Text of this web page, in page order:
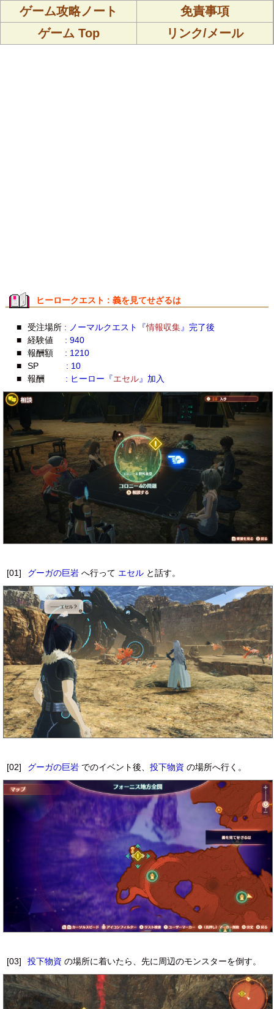
ゲーム攻略ノート
免責事項
ゲーム Top
リンク/メール
ヒーロークエスト : 義を見てせざるは
■ 受注場所 : ノーマルクエスト『情報収集』完了後
■
経験値
: 940
■
報酬額
: 1210
■
SP
: 10
■
報酬 : ヒーロー『エセル』加入
[01] グーガの巨岩へ行って エセルと話す。
[02] グーガの巨岩でのイベント後、 投下物資 の場所へ行く。
[03] 投下物資 の場所に着いたら、先に周辺のモンスターを倒す。